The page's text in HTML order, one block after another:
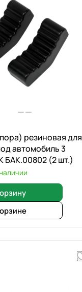
резиновая для
автомобиль 3
БАК.00802 (2 шт.)